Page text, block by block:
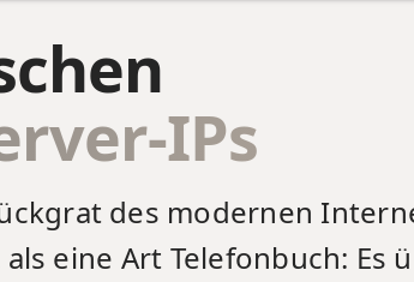
IPs
des modernen
eine Art Telefonbuch: